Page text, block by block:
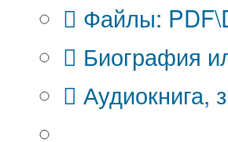
Файлы:
Биография
Аудиокнига,